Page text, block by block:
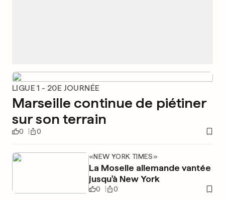
LIGUE 1 - 20E JOURNÉE
Marseille continue de piétiner
sur son terrain
0 0
«NEW YORK TIMES»
La Moselle allemande vantée
jusqu'à New York
0 0